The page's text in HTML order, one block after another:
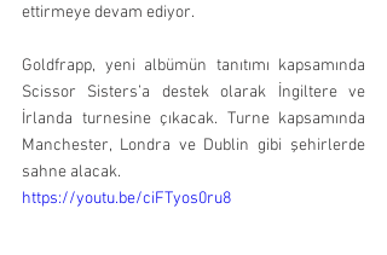
ettirmeye devam ediyor.
Goldfrapp, yeni albümün tanıtımı kapsamında
Scissor Sisters’a destek olarak İngiltere ve
İrlanda turnesine çıkacak. Turne kapsamında
Manchester, Londra ve Dublin gibi şehirlerde
sahne alacak.
https://youtu.be/ciFTyos0ru8